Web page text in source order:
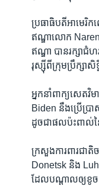
ប្រធាធិបតី​អាមេរិក​
ឥណ្ឌា​លោក
ឥណ្ឌា បាន​រក្សា​ជំ
រុស្ស៊ី​ពី​ក្រុម​ប្រឹក្សា
អ្នកនាំពាក្យ​សេត
Biden នឹង​ប្រើប្រ
ដូចជា​ផល​ប៉ះពាល់​ន
ក្រសួង​ការពារ​ជាតិ​
Donetsk និង
ដែល​បណ្តាល​ឲ្យខូច